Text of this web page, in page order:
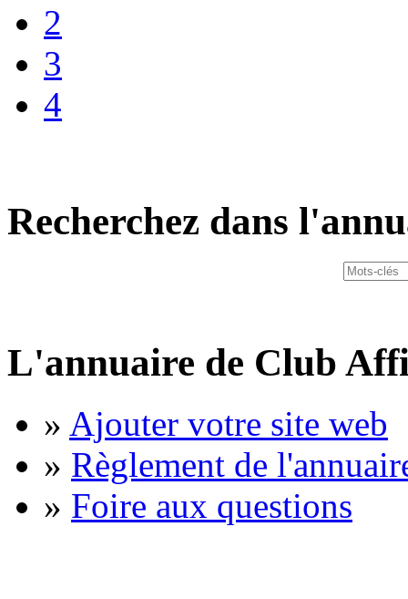
2
3
4
Recherchez dans
L'annuaire de Club
» Ajouter votre site web
» Règlement de
» Foire aux questions